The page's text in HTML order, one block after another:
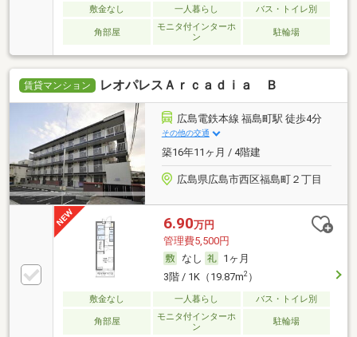
敷金なし 一人暮らし バス・トイレ別
角部屋
モニタ付インターホ
ン
駐輪場
賃貸マンション レオパレスＡｒｃａｄｉａ Ｂ
広島電鉄本線 福島町駅 徒歩4分
その他の交通
築16年11ヶ月 / 4階建
広島県広島市西区福島町２丁目
6.90万円
管理費5,500円
なし
1ヶ月
3階 / 1K（19.87m2）
敷金なし 一人暮らし バス・トイレ別
角部屋
モニタ付インターホ
ン
駐輪場